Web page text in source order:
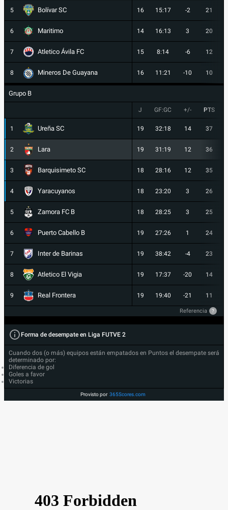
5 Bolívar SC 16 15:17 -2 21
6 Maritimo 14 16:13 3 20
7 Atletico Ávila FC 15 8:14 -6 12
8 Mineros De Guayana 16 11:21 -10 10
Grupo B
J GF:GC +/- PTS
1 Ureña SC 19 32:18 14 37
2 Lara 19 31:19 12 36
3 Barquisimeto SC 18 28:16 12 35
4 Yaracuyanos 18 23:20 3 26
5 Zamora FC B 18 28:25 3 25
6 Puerto Cabello B 19 27:26 1 24
7 Inter de Barinas 19 38:42 -4 23
8 Atletico El Vigia 19 17:37 -20 14
9 Real Frontera 19 19:40 -21 11
Referencia ?
Forma de desempate en Liga FUTVE 2
Cuando dos (o más) equipos están empatados en Puntos el desempate será
determinado por:
Diferencia de gol
Goles a favor
Victorias
Provisto por 365Scores.com